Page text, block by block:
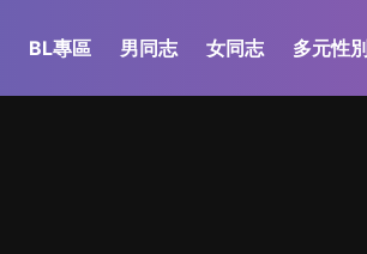
BL專區 男同志 女同志 多元性別